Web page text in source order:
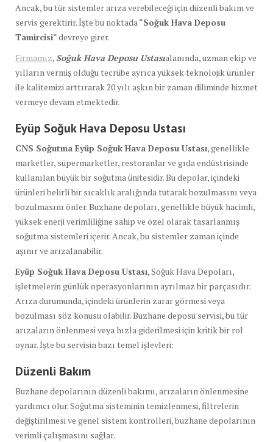
Ancak, bu tür sistemler arıza verebileceği için düzenli bakım ve
servis gerektirir. İşte bu noktada “Soğuk Hava Deposu
Tamircisi” devreye girer.
Firmamız, Soğuk Hava Deposu Ustasıalanında, uzman ekip ve
yılların vermiş olduğu tecrübe ayrıca yüksek teknolojik ürünler
ile kalitemizi arttırarak 20 yılı aşkın bir zaman diliminde hizmet
vermeye devam etmektedir.
Eyüp Soğuk Hava Deposu Ustası
CNS Soğutma Eyüp Soğuk Hava Deposu Ustası, genellikle
marketler, süpermarketler, restoranlar ve gıda endüstrisinde
kullanılan büyük bir soğutma ünitesidir. Bu depolar, içindeki
ürünleri belirli bir sıcaklık aralığında tutarak bozulmasını veya
bozulmasını önler. Buzhane depoları, genellikle büyük hacimli,
yüksek enerji verimliliğine sahip ve özel olarak tasarlanmış
soğutma sistemleri içerir. Ancak, bu sistemler zaman içinde
aşınır ve arızalanabilir.
Eyüp Soğuk Hava Deposu Ustası, Soğuk Hava Depoları,
işletmelerin günlük operasyonlarının ayrılmaz bir parçasıdır.
Arıza durumunda, içindeki ürünlerin zarar görmesi veya
bozulması söz konusu olabilir. Buzhane deposu servisi, bu tür
arızaların önlenmesi veya hızla giderilmesi için kritik bir rol
oynar. İşte bu servisin bazı temel işlevleri:
Düzenli Bakım
Buzhane depolarının düzenli bakımı, arızaların önlenmesine
yardımcı olur. Soğutma sisteminin temizlenmesi, filtrelerin
değiştirilmesi ve genel sistem kontrolleri, buzhane depolarının
verimli çalışmasını sağlar.